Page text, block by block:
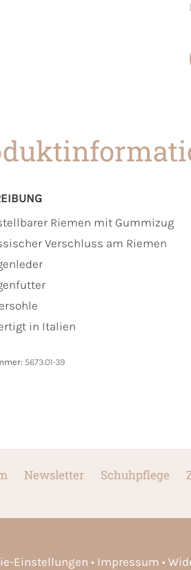
Riemen mit Gummizug
Verschluss am Riemen
in Italien
5673.01-39
Newsletter Schuhpflege
Einstellungen Impressum